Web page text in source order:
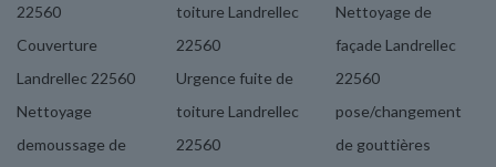
22560
Couverture
Landrellec 22560
Nettoyage
demoussage de
toiture Landrellec
22560
Urgence fuite de
toiture Landrellec
22560
Nettoyage de
façade Landrellec
22560
pose/changement
de gouttières